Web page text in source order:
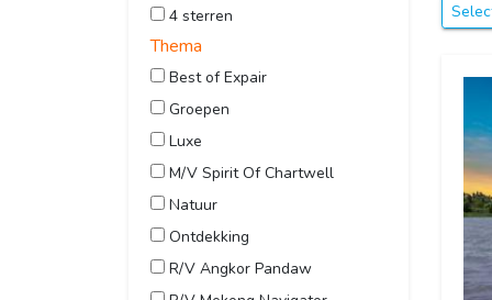
4 sterren
Thema
Best of Expair
Groepen
Luxe
M/V Spirit Of Chartwell
Natuur
Ontdekking
R/V Angkor Pandaw